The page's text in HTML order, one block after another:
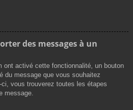
des messages à un
ont activé cette fonctionnalité, un bouton
du message que vous souhaitez
vous trouverez toutes les étapes
message.